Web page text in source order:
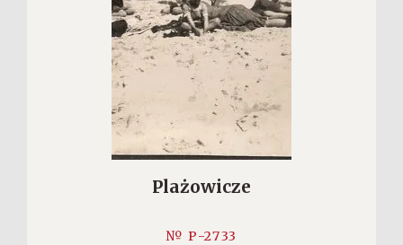
Plażowicze
№ P-2733